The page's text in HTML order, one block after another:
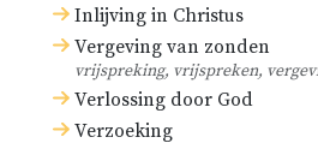
Inlijving in Christus
Vergeving van zonden
vrijspreking, vrijspreken,
Verlossing door God
Verzoeking